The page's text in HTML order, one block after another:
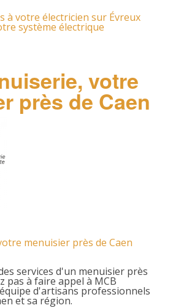
à votre électricien sur Évreux
système électrique
votre
près de Caen
menuisier près de Caen
services d'un menuisier près
pas à faire appel à MCB
d'artisans professionnels
et sa région.